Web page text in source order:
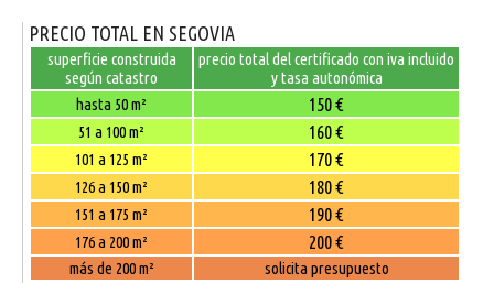
PRECIO TOTAL EN SEGOVIA
superficie construida
según catastro
precio total del certificado con iva incluido
y tasa autonómica
hasta 50 m²
150 €
51 a 100 m² 160 €
101 a 125 m² 170 €
126 a 150 m² 180 €
151 a 175 m² 190 €
176 a 200 m² 200 €
más de 200 m² solicita presupuesto